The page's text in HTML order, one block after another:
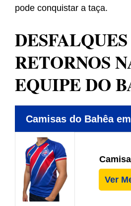
pode conquistar a taça.
RETORNOS
EQUIPE DO
Camisas do Bahêa
Ver